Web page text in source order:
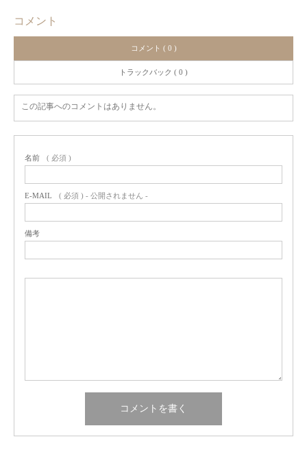
コメント
コメント ( 0 )
トラックバック ( 0 )
この記事へのコメントはありません。
名前 ( 必須 )
E-MAIL ( 必須 ) - 公開されません -
備考